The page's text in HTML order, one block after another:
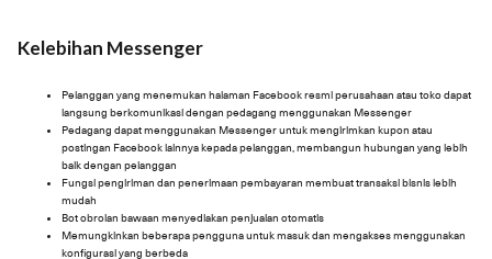
Kelebihan Messenger
Pelanggan yang menemukan halaman Facebook resmi perusahaan atau toko dapat
langsung berkomunikasi dengan pedagang menggunakan Messenger
Pedagang dapat menggunakan Messenger untuk mengirimkan kupon atau
postingan Facebook lainnya kepada pelanggan, membangun hubungan yang lebih
baik dengan pelanggan
Fungsi pengiriman dan penerimaan pembayaran membuat transaksi bisnis lebih
mudah
Bot obrolan bawaan menyediakan penjualan otomatis
Memungkinkan beberapa pengguna untuk masuk dan mengakses menggunakan
konfigurasi yang berbeda